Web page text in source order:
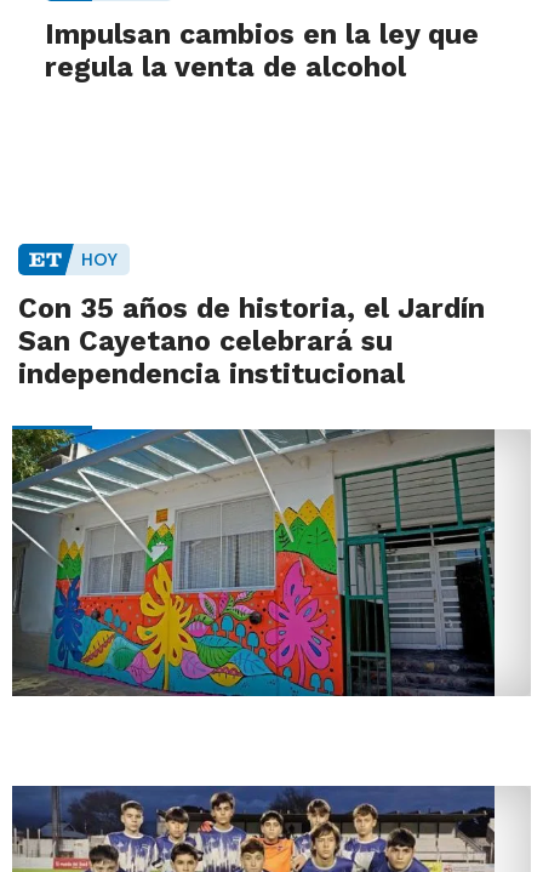
Impulsan cambios en la ley que
regula la venta de alcohol
HOY
Con 35 años de historia, el Jardín
San Cayetano celebrará su
independencia institucional